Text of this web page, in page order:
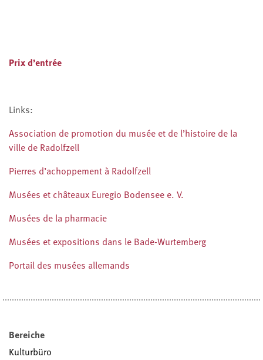
Prix d’entrée
Links:
Association de promotion du musée et de l’histoire de la
ville de Radolfzell
Pierres d’achoppement à Radolfzell
Musées et châteaux Euregio Bodensee e. V.
Musées de la pharmacie
Musées et expositions dans le Bade-Wurtemberg
Portail des musées allemands
Bereiche
Kulturbüro